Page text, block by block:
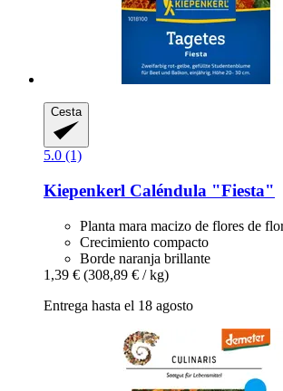
Cesta
5.0 (1)
Kiepenkerl Caléndula "Fiesta"
Planta mara macizo de flores de
Crecimiento compacto
Borde naranja brillante
1,39 € (308,89 € / kg)
Entrega hasta el 18 agosto